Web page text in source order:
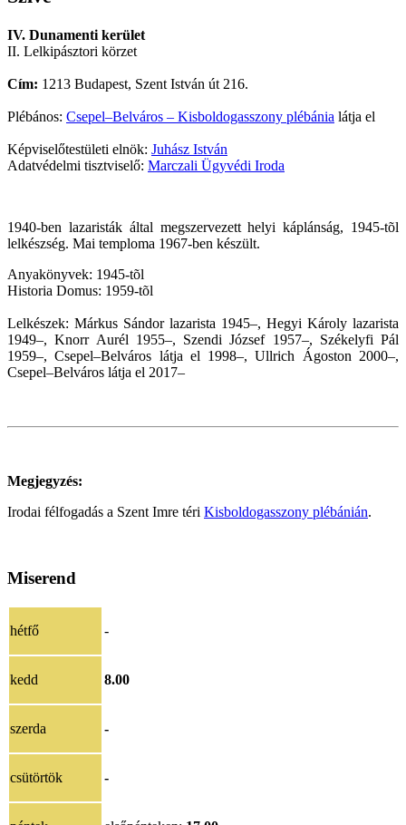
IV. Dunamenti kerület
II. Lelkipásztori körzet
Cím: 1213 Budapest, Szent István út 216.
Plébános: Csepel–Belváros – Kisboldogasszony plébánia látja el
Képviselőtestületi elnök: Juhász István
Adatvédelmi tisztviselő: Marczali Ügyvédi Iroda
1940-ben lazaristák által megszervezett helyi káplánság, 1945-tõl
lelkészség. Mai temploma 1967-ben készült.
Anyakönyvek: 1945-tõl
Historia Domus: 1959-tõl
Lelkészek: Márkus Sándor lazarista 1945–, Hegyi Károly lazarista
1949–, Knorr Aurél 1955–, Szendi József 1957–, Székelyfi Pál
1959–, Csepel–Belváros látja el 1998–, Ullrich Ágoston 2000–,
Csepel–Belváros látja el 2017–
Megjegyzés:
Irodai félfogadás a Szent Imre téri Kisboldogasszony plébánián.
Miserend
hétfő -
kedd 8.00
szerda -
csütörtök -